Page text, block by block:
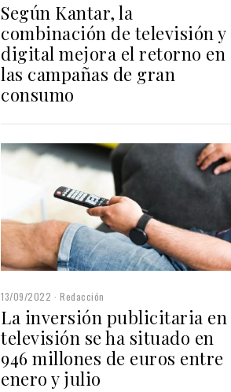
Según Kantar, la
combinación de televisión y
digital mejora el retorno en
las campañas de gran
consumo
13/09/2022 Redacción
La inversión publicitaria en
televisión se ha situado en
946 millones de euros entre
enero y julio